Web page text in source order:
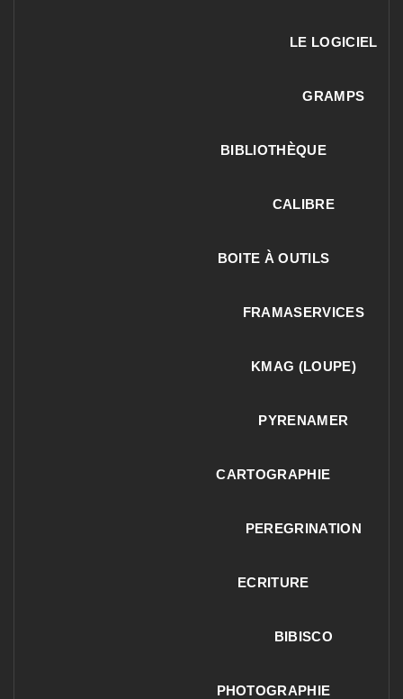
LE LOGICIEL
GRAMPS
BIBLIOTHÈQUE
CALIBRE
BOITE À OUTILS
FRAMASERVICES
KMAG (LOUPE)
PYRENAMER
CARTOGRAPHIE
PEREGRINATION
ECRITURE
BIBISCO
PHOTOGRAPHIE